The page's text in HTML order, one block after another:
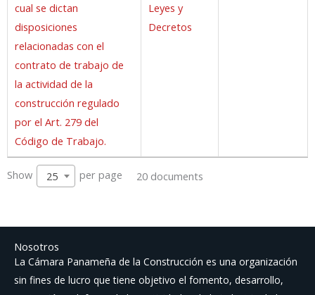
cual se dictan
disposiciones
relacionadas con el
contrato de trabajo de
la actividad de la
construcción regulado
por el Art. 279 del
Código de Trabajo.
Leyes y
Decretos
Show 25 per page 20 documents
Nosotros
La Cámara Panameña de la Construcción es una organización
sin fines de lucro que tiene objetivo el fomento, desarrollo,